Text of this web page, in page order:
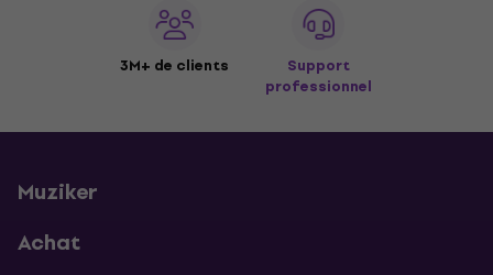
3M+ de clients
Support
professionnel
Muziker
Achat